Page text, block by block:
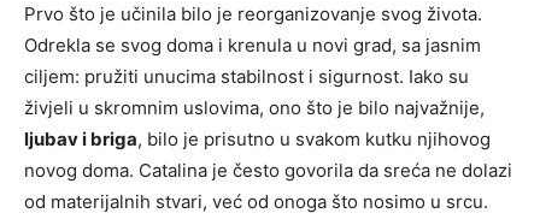
Prvo što je učinila bilo je reorganizovanje svog života.
Odrekla se svog doma i krenula u novi grad, sa jasnim
ciljem: pružiti unucima stabilnost i sigurnost. Iako su
živjeli u skromnim uslovima, ono što je bilo najvažnije,
ljubav i briga, bilo je prisutno u svakom kutku njihovog
novog doma. Catalina je često govorila da sreća ne dolazi
od materijalnih stvari, već od onoga što nosimo u srcu.